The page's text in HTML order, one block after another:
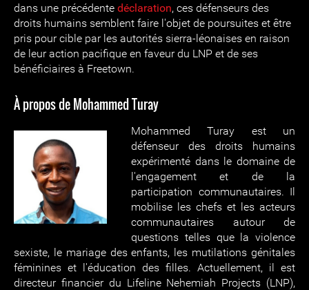
dans une précédente déclaration, ces défenseurs des
droits humains semblent faire l'objet de poursuites et être
pris pour cible par les autorités sierra-léonaises en raison
de leur action pacifique en faveur du LNP et de ses
bénéficiaires à Freetown.
À propos de Mohammed Turay
Mohammed Turay est un
défenseur des droits humains
expérimenté dans le domaine de
l'engagement et de la
participation communautaires. Il
mobilise les chefs et les acteurs
communautaires autour de
questions telles que la violence
sexiste, le mariage des enfants, les mutilations génitales
féminines et l'éducation des filles. Actuellement, il est
directeur financier du Lifeline Nehemiah Projects (LNP),